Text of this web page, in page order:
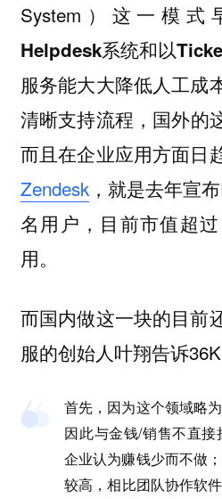
System）这一模式
Helpdesk系统和以
服务能大大降低人工成
清晰支持流程 ，国外的
而且在企业应用方面日
Zendesk，就是去年宣
名用户，目前市值超
用。
而国内做这一块的目前
服的创始人叶翔告诉
首先，因为这个领域略
因此与金钱/销售不直
企业认为赚钱少而不做
较高，相比团队协作软